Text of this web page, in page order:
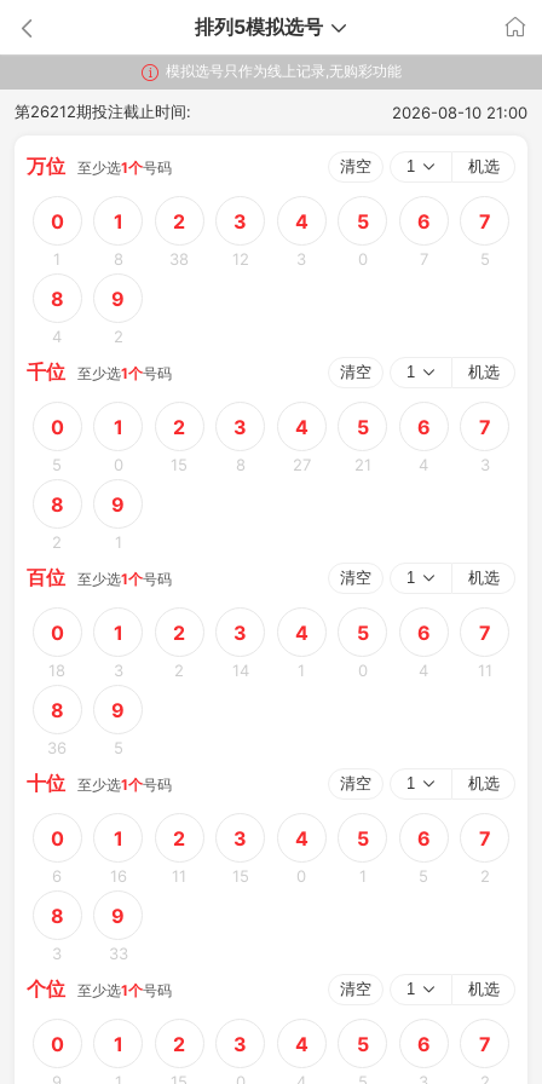
排列5模拟选号
模拟选号只作为线上记录,无购彩功能
第26212期投注截止时间: 2026-08-10 21:00
万位 至少选1个号码 清空 1 机选
0
1
1
8
2
38
3
12
4
3
5
0
6
7
7
5
8
4
9
2
千位 至少选1个号码 清空 1 机选
0
5
1
0
2
15
3
8
4
27
5
21
6
4
7
3
8
2
9
1
百位 至少选1个号码 清空 1 机选
0
18
1
3
2
2
3
14
4
1
5
0
6
4
7
11
8
36
9
5
十位 至少选1个号码 清空 1 机选
0
6
1
16
2
11
3
15
4
0
5
1
6
5
7
2
8
3
9
33
个位 至少选1个号码 清空 1 机选
0 1 2 3 4 5 6 7